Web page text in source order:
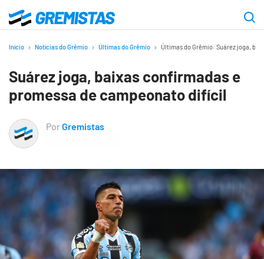
para
principal
Gremistas
Início Notícias do Grêmio Últimas do Grêmio Últimas do Grêmio: Suárez joga,
Suárez joga, baixas confirmadas e
promessa de campeonato difícil
PorGremistas